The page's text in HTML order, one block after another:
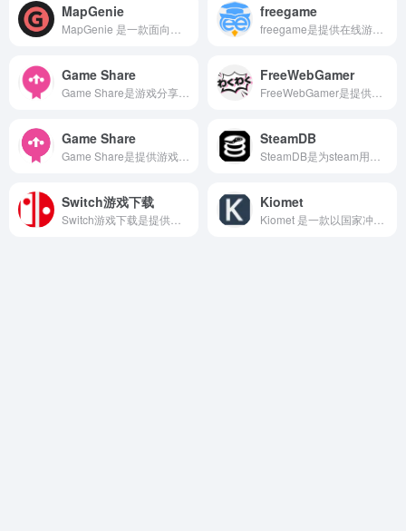
MapGenie freegame
Game Share FreeWebGamer
Game Share SteamDB
Switch游戏下载 Kiomet